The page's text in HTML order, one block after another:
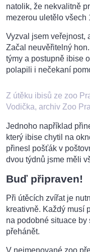
natolik, že nekvalitně
mezerou uletělo všech
Vyzval jsem veřejnost,
Začal neuvěřitelný
týmy a postupně ibise
polapili i nečekaní
Z útěku ibisů ze zoo
Vodička, archiv Zoo
Jednoho například
který ibise chytil na
přinesl pošťák v
dvou týdnů jsme měli
Buď připraven!
Při útěcích zvířat je
kreativně. Každý musí
na podobné situace
přehánět.